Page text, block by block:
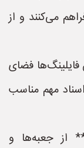
می‌کنند و از
فضای
مهم مناسب
از جعبه‌ها و